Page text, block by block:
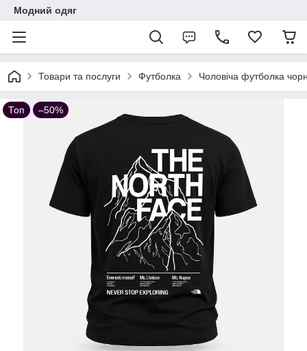
Модний одяг
Товари та послуги Футболка Чоловіча футболка
Топ –50%